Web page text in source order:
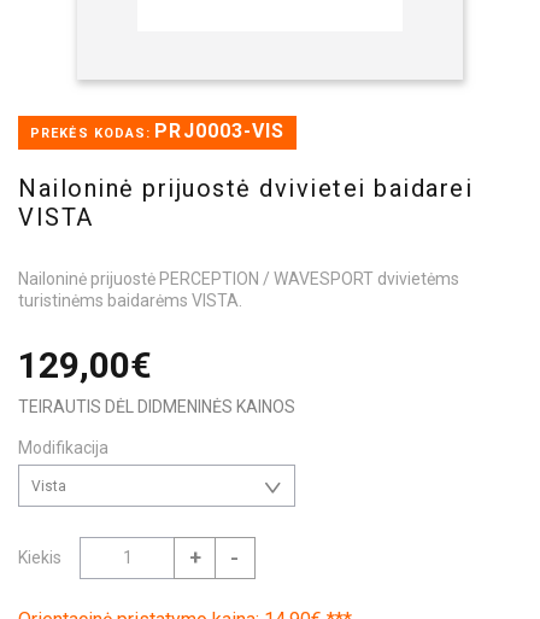
PREKĖS KODAS: PRJ0003-VIS
Nailoninė prijuostė dvivietei baidarei
VISTA
Nailoninė prijuostė PERCEPTION / WAVESPORT dvivietėms
turistinėms baidarėms VISTA.
129,00€
TEIRAUTIS DĖL DIDMENINĖS KAINOS
Modifikacija
Vista
Kiekis + -